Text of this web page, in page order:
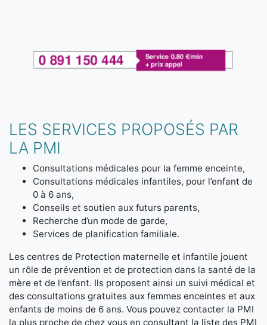
LES SERVICES PROPOSÉS PAR
LA PMI
Consultations médicales pour la femme enceinte,
Consultations médicales infantiles, pour l’enfant de
0 à 6 ans,
Conseils et soutien aux futurs parents,
Recherche d’un mode de garde,
Services de planification familiale.
Les centres de Protection maternelle et infantile jouent
un rôle de prévention et de protection dans la santé de la
mère et de l’enfant. Ils proposent ainsi un suivi médical et
des consultations gratuites aux femmes enceintes et aux
enfants de moins de 6 ans. Vous pouvez contacter la PMI
la plus proche de chez vous en consultant la liste des PMI